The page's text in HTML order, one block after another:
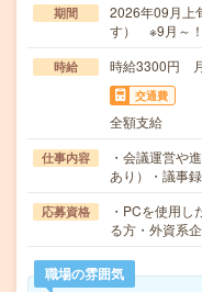
期間
2026年09月上
す） ※9月～！
時給 時給3300円
交通費
全額支給
仕事内容
・会議運営や
あり）・議事
応募資格
・PCを使用
る方・外資系
職場の雰囲気